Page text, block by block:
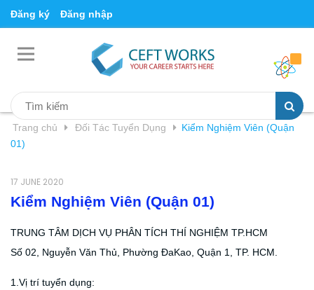
Đăng ký Đăng nhập
Trang chủ Đối Tác Tuyển Dụng
Kiểm Nghiệm Viên (Quận
01)
17 JUNE 2020
Kiểm Nghiệm Viên (Quận 01)
TRUNG TÂM DỊCH VỤ PHÂN TÍCH THÍ NGHIỆM TP.HCM
Số 02, Nguyễn Văn Thủ, Phường ĐaKao, Quận 1, TP. HCM.
1.Vị trí tuyển dụng: